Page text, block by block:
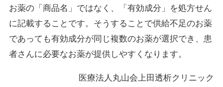
お薬の「商品名」ではなく、「有効成分」を処方せん
に記載することです。そうすることで供給不足のお薬
であっても有効成分が同じ複数のお薬が選択でき、患
者さんに必要なお薬が提供しやすくなります。
医療法人丸山会上田透析クリニック